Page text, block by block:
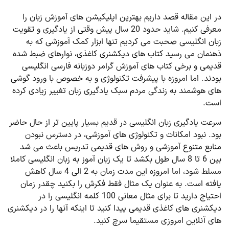
در این مقاله قصد داریم بهترین اپلیکیشن های آموزش زبان را
معرفی کنیم. شاید حدود 20 سال پیش وقتی از یادگیری و تقویت
زبان انگلیسی صحبت می کردیم تنها ابزار کمک آموزشی که به
ذهنمان می رسید کتاب های دیکشنری کاغذی، نوارهای ضبط شده
قدیمی و برخی کتاب های آموزش گرامر دوزبانه فارسی انگلیسی
بودند. اما امروزه با پیشرفت تکنولوژی و به خصوص با ورود گوشی
های هوشمند به زندگی مردم سبک یادگیری زبان تغییر زیادی کرده
است.
سرعت یادگیری زبان انگلیسی در قدیم بسیار پایین تر از حال حاضر
بود. نبود امکانات و تکنولوژی های آموزشی، در دسترس نبودن
منابع متنوع آموزشی و روش های قدیمی تدریس باعث می شد
بین 6 تا 8 سال طول بکشد تا یک زبان آموز به زبان انگلیسی کاملا
مسلط شود، اما امروزه این مدت زمان به 2 الی 4 سال کاهش
یافته است. به عنوان یک مثال فقط فکرش را بکنید چقدر زمان
احتیاج دارید تا برای مثال معانی 100 کلمه انگلیسی را در
دیکشنری های کاغذی قدیمی پیدا کنید تا اینکه آنها را در دیکشنری
های آنلاین امروزی مستقیما سرچ کنید.